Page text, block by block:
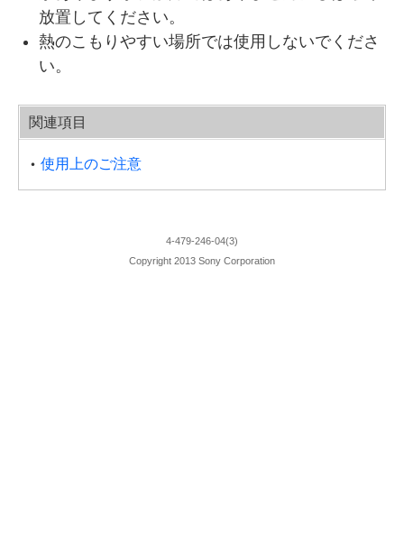
放置してください。
熱のこもりやすい場所では使用しないでくださ
い。
関連項目
使用上のご注意
4-479-246-04(3)
Copyright 2013 Sony Corporation